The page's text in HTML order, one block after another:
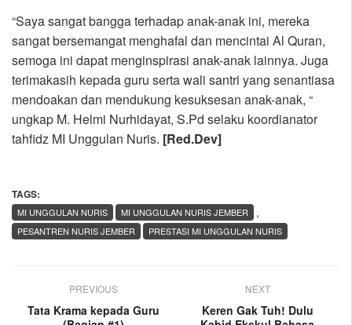
“Saya sangat bangga terhadap anak-anak ini, mereka
sangat bersemangat menghafal dan mencintai Al Quran,
semoga ini dapat menginspirasi anak-anak lainnya. Juga
terimakasih kepada guru serta wali santri yang senantiasa
mendoakan dan mendukung kesuksesan anak-anak, “
ungkap M. Helmi Nurhidayat, S.Pd selaku koordianator
tahfidz MI Unggulan Nuris. [Red.Dev]
TAGS:
,
MI UNGGULAN NURIS
MI UNGGULAN NURIS JEMBER
PESANTREN NURIS JEMBER
PRESTASI MI UNGGULAN NURIS
PREVIOUS
Tata Krama kepada Guru
NEXT
Keren Gak Tuh! Dulu